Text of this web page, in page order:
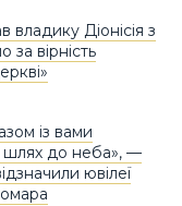
владику Діонісія з
за вірність
із вами
шлях до неба», —
ювілеї